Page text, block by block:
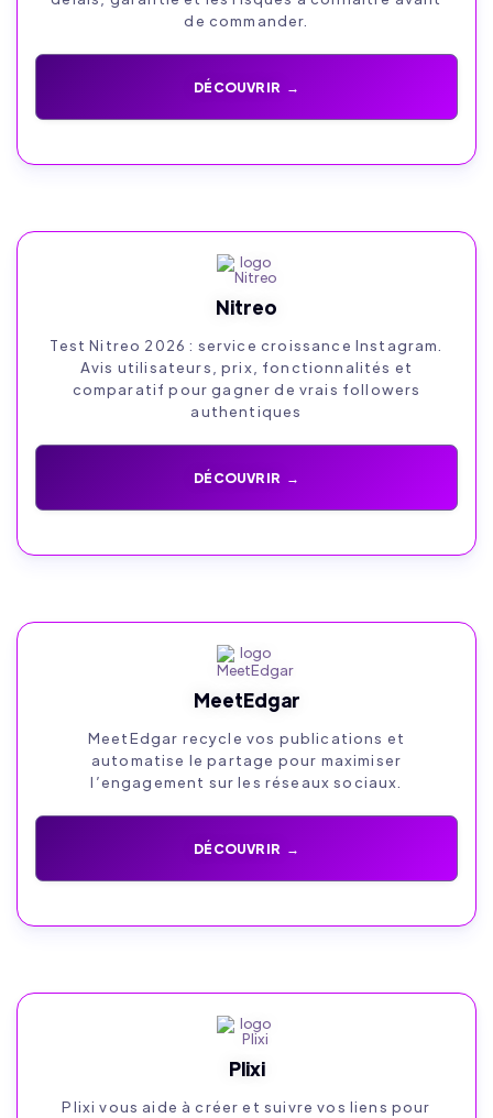
de commander.
DÉCOUVRIR →
Nitreo
Test Nitreo 2026 : service croissance Instagram.
Avis utilisateurs, prix, fonctionnalités et
comparatif pour gagner de vrais followers
authentiques
DÉCOUVRIR →
MeetEdgar
MeetEdgar recycle vos publications et
automatise le partage pour maximiser
l’engagement sur les réseaux sociaux.
DÉCOUVRIR →
Plixi
Plixi vous aide à créer et suivre vos liens pour